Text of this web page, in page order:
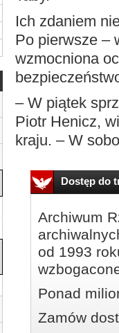
Ich zdaniem
Po pierwsze –
wzmocniona
– W piątek
Piotr Henicz,
kraju. – W
Dostęp do
Archiwum
od 1993
Ponad
Zamów